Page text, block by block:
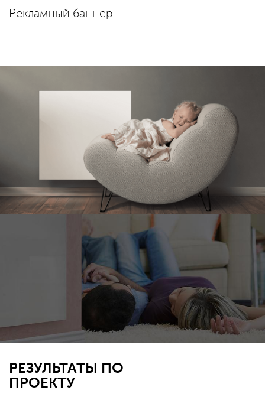
Рекламный баннер
РЕЗУЛЬТАТЫ ПО
ПРОЕКТУ